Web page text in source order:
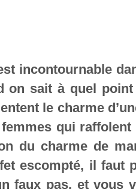
incontournable
on sait à quel
le charme
qui
du charme de
escompté, il faut
faux pas, et vous